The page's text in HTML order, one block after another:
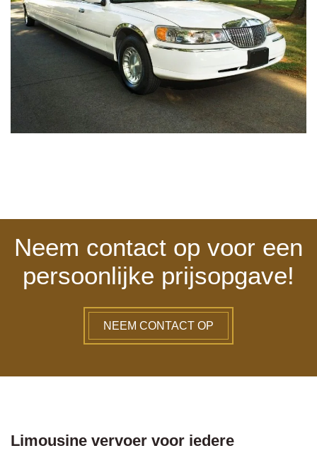
Neem contact op voor een
persoonlijke prijsopgave!
NEEM CONTACT OP
Limousine vervoer voor iedere